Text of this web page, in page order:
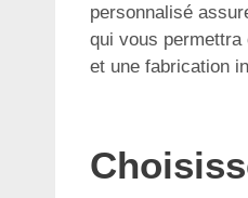
personnalisé
qui vous permettra
et une fabrication